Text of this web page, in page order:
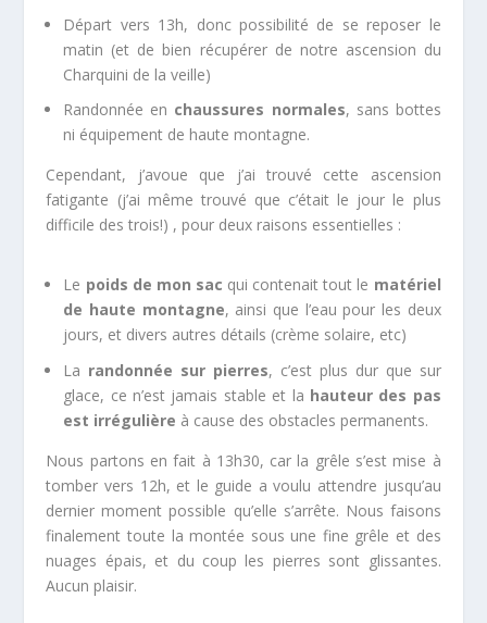
Départ vers 13h, donc possibilité de se reposer le
matin (et de bien récupérer de notre ascension du
Charquini de la veille)
Randonnée en chaussures normales, sans bottes
ni équipement de haute montagne.
Cependant, j’avoue que j’ai trouvé cette ascension
fatigante (j’ai même trouvé que c’était le jour le plus
difficile des trois!) , pour deux raisons essentielles :
Le poids de mon sac qui contenait tout le matériel
de haute montagne, ainsi que l’eau pour les deux
jours, et divers autres détails (crème solaire, etc)
La randonnée sur pierres, c’est plus dur que sur
glace, ce n’est jamais stable et la hauteur des pas
est irrégulière à cause des obstacles permanents.
Nous partons en fait à 13h30, car la grêle s’est mise à
tomber vers 12h, et le guide a voulu attendre jusqu’au
dernier moment possible qu’elle s’arrête. Nous faisons
finalement toute la montée sous une fine grêle et des
nuages épais, et du coup les pierres sont glissantes.
Aucun plaisir.